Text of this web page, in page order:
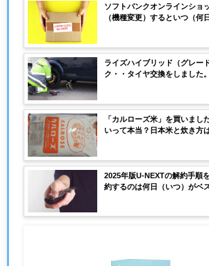
ソフトバンクオンラインショ
（機種変更）するといつ（何
ライズハイブリッド（グレー
ク・・タイヤ交換をしました
「カルローズ米」を買いまし
いって本当？日本米と炊き方
2025年版U-NEXTの解約手順
約するのは何日（いつ）がベ